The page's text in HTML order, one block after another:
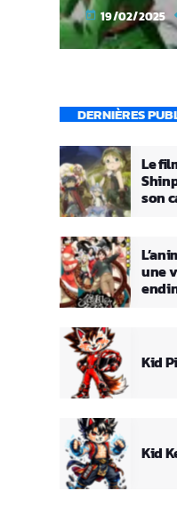
today 19/02/2025
DERNIÈRES
Le
son
une
Kid
Kid